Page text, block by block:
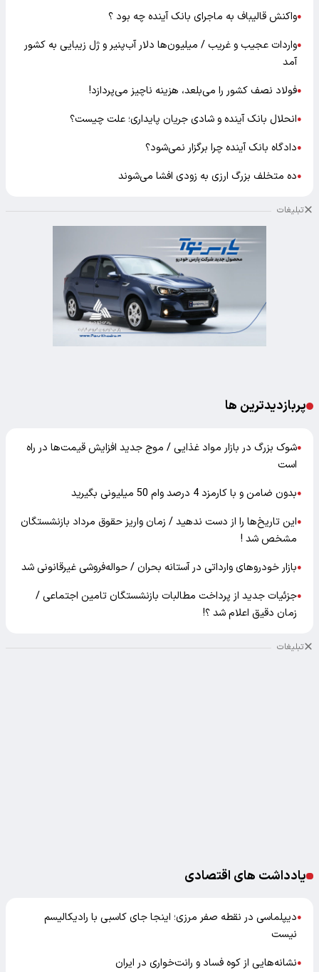
●واکنش قالیباف به ماجرای بانک آینده چه بود ؟
●واردات عجیب و غریب / میلیون‌ها دلار آب‌پنیر و ژل زیبایی به کشور
آمد
●فولاد نصف کشور را می‌بلعد، هزینه ناچیز می‌پردازد!
●انحلال بانک آینده و شادی جریان پایداری؛ علت چیست؟
●دادگاه بانک آینده چرا برگزار نمی‌شود؟
●ده متخلف بزرگ ارزی به زودی افشا می‌شوند
تبلیغات
پربازدیدترین ها
●شوک بزرگ در بازار مواد غذایی / موج جدید افزایش قیمت‌ها در راه
است
●بدون ضامن و با کارمزد 4 درصد وام 50 میلیونی بگیرید
●این تاریخ‌ها را از دست ندهید / زمان واریز حقوق مرداد بازنشستگان
مشخص شد !
●بازار خودرو‌های وارداتی در آستانه بحران / حواله‌فروشی غیرقانونی شد
●جزئیات جدید از پرداخت مطالبات بازنشستگان تامین اجتماعی /
زمان دقیق اعلام شد ؟!
تبلیغات
یادداشت های اقتصادی
●دیپلماسی در نقطه صفر مرزی؛ اینجا جای کاسبی با رادیکالیسم
نیست
●نشانه‌هایی از کوه فساد و رانت‌خواری در ایران